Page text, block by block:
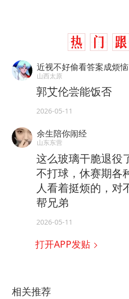
近视不好偷看答案成烦恼
山西太原
郭艾伦尝能饭否
2026-05-11
余生陪你闹经
山东东营
这么玻璃干脆退役
不打球，休赛期各
人看着挺烦的，对
帮兄弟
2026-05-11
打开APP发贴
相关推荐